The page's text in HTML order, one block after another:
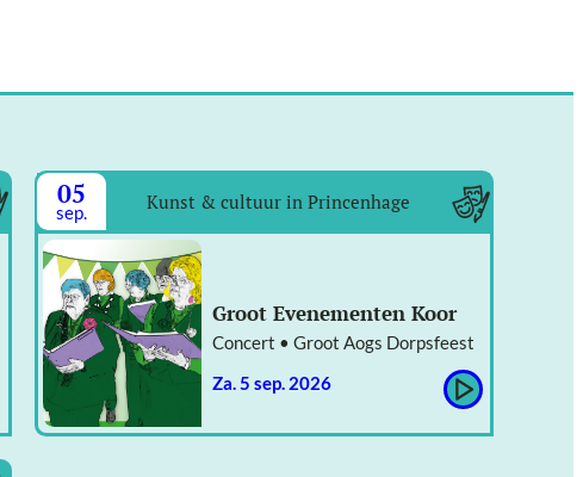
05
sep. Kunst & cultuur in Princenhage
Groot Evenementen Koor
Concert • Groot Aogs Dorpsfeest
za. 5 sep. 2026